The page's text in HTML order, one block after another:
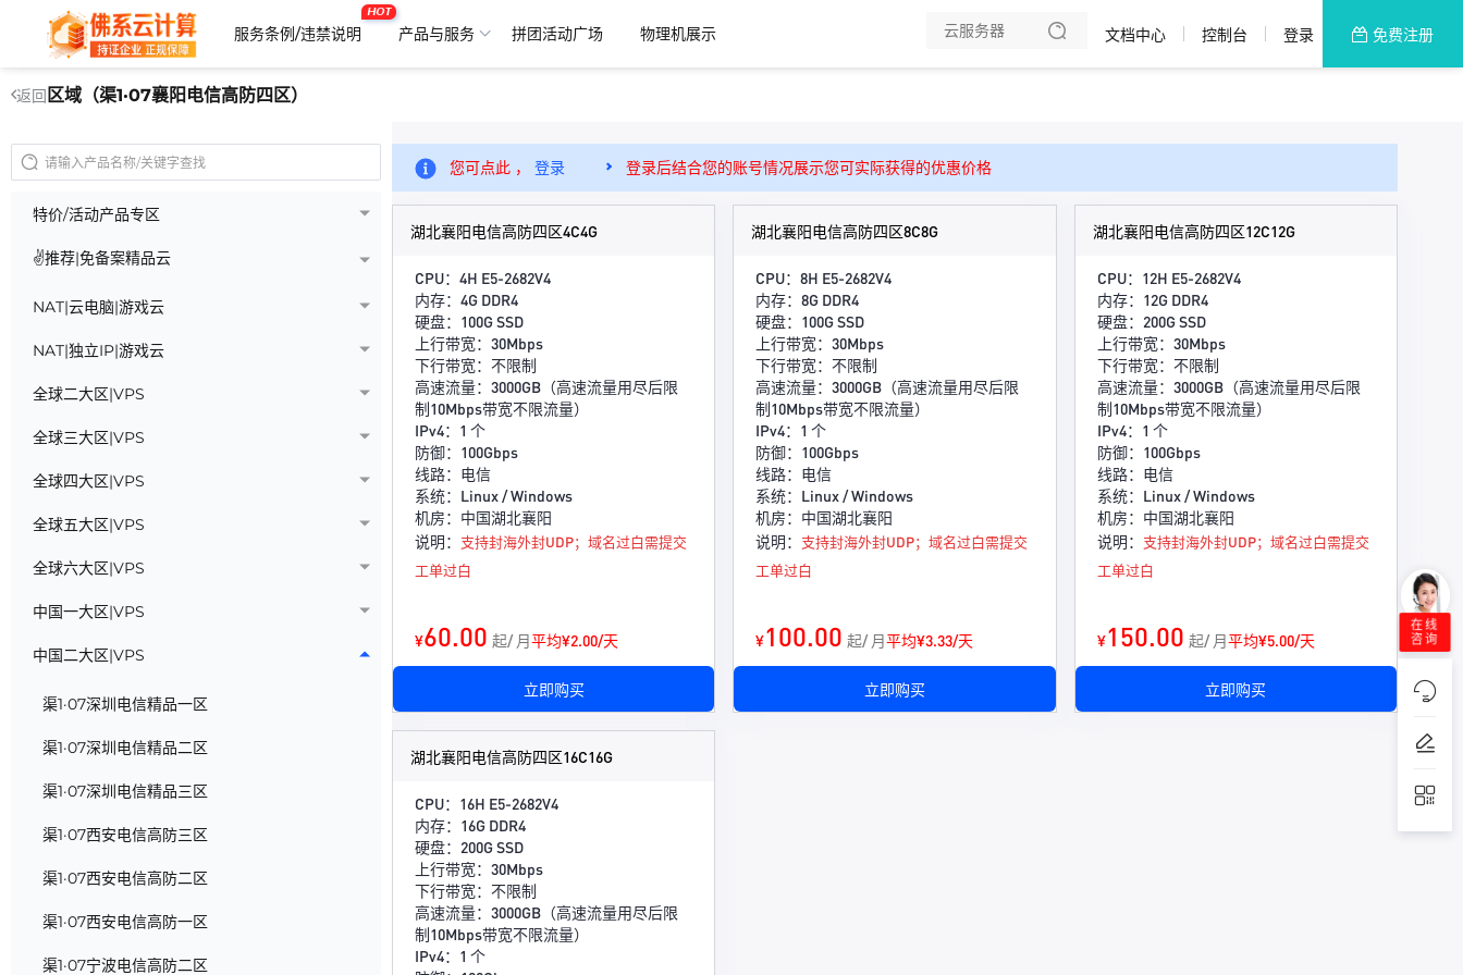
服务条例/违禁说明
HOT
产品与服务 拼团活动广场
物理机展示
文档中心 控制台 登录 免费注册
返回 区域（渠1·07襄阳电信高防四区）
特价/活动产品专区
✌推荐|免备案精品云
NAT|云电脑|游戏云
NAT|独立IP|游戏云
全球二大区|VPS
全球三大区|VPS
全球四大区|VPS
全球五大区|VPS
全球六大区|VPS
中国一大区|VPS
中国二大区|VPS
渠1·07深圳电信精品一区
渠1·07深圳电信精品二区
渠1·07深圳电信精品三区
渠1·07西安电信高防三区
渠1·07西安电信高防二区
渠1·07西安电信高防一区
渠1·07宁波电信高防二区
您可点此 ， 登录 登录后结合您的账号情况展示您可实际获得的优惠价格
湖北襄阳电信高防四区4C4G
CPU：4H E5-2682V4
内存：4G DDR4
硬盘：100G SSD
上行带宽：30Mbps
下行带宽：不限制
高速流量：3000GB（高速流量用尽后限
制10Mbps带宽不限流量）
IPv4：1 个
防御：100Gbps
线路：电信
系统：Linux / Windows
机房：中国湖北襄阳
说明： 支持封海外封UDP；域名过白需提交
工单过白
¥60.00 起/ 月平均¥2.00/天
立即购买
湖北襄阳电信高防四区8C8G
CPU：8H E5-2682V4
内存：8G DDR4
硬盘：100G SSD
上行带宽：30Mbps
下行带宽：不限制
高速流量：3000GB（高速流量用尽后限
制10Mbps带宽不限流量）
IPv4：1 个
防御：100Gbps
线路：电信
系统：Linux / Windows
机房：中国湖北襄阳
说明： 支持封海外封UDP；域名过白需提交
工单过白
¥100.00 起/ 月平均¥3.33/天
立即购买
湖北襄阳电信高防四区12C12G
CPU：12H E5-2682V4
内存：12G DDR4
硬盘：200G SSD
上行带宽：30Mbps
下行带宽：不限制
高速流量：3000GB（高速流量用尽后限
制10Mbps带宽不限流量）
IPv4：1 个
防御：100Gbps
线路：电信
系统：Linux / Windows
机房：中国湖北襄阳
说明： 支持封海外封UDP；域名过白需提交
工单过白
¥150.00 起/ 月平均¥5.00/天
立即购买
湖北襄阳电信高防四区16C16G
CPU：16H E5-2682V4
内存：16G DDR4
硬盘：200G SSD
上行带宽：30Mbps
下行带宽：不限制
高速流量：3000GB（高速流量用尽后限
制10Mbps带宽不限流量）
IPv4：1 个
在线
咨询